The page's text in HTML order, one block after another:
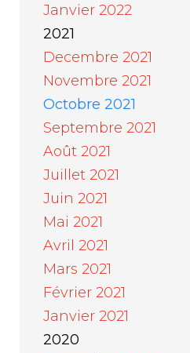
Janvier 2022
2021
Decembre 2021
Novembre 2021
Octobre 2021
Septembre 2021
Août 2021
Juillet 2021
Juin 2021
Mai 2021
Avril 2021
Mars 2021
Février 2021
Janvier 2021
2020